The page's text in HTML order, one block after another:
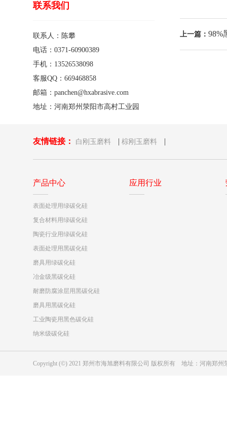
联系我们
联系人：陈攀
电话：0371-60900389
手机：13526538098
客服QQ：669468858
邮箱：panchen@hxabrasive.com
地址：河南郑州荥阳市高村工业园
上一篇： 98%
友情链接： 白刚玉磨料 | 棕刚玉磨料 |
产品中心
表面处理用绿碳化硅
复合材料用绿碳化硅
陶瓷行业用绿碳化硅
表面处理用黑碳化硅
磨具用绿碳化硅
冶金级黑碳化硅
耐磨防腐涂层用黑碳化硅
磨具用黑碳化硅
工业陶瓷用黑色碳化硅
纳米级碳化硅
应用行业
Copyright (©) 2021 郑州市海旭磨料有限公司 版权所有 地址：河南郑